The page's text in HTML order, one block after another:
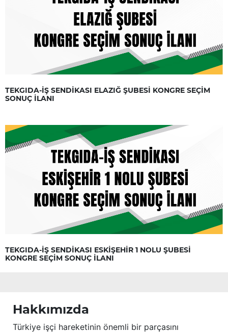
TEKGIDA-İŞ SENDİKASI ELAZIĞ ŞUBESİ KONGRE SEÇİM
SONUÇ İLANI
TEKGIDA-İŞ SENDİKASI ESKİŞEHİR 1 NOLU ŞUBESİ
KONGRE SEÇİM SONUÇ İLANI
Hakkımızda
Türkiye işçi hareketinin önemli bir parçasını